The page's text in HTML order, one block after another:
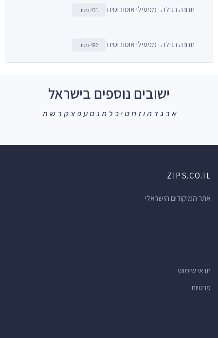
תחנה רגילה · מפעילי אוטובוסים 431 מטר
תחנה רגילה · מפעילי אוטובוסים 482 מטר
ישובים נוספים בישראל
א ב ג ד ה ו ז ח ט י כ ל מ נ ס ע פ צ ק ר ש ת
ZIPS.CO.IL
אתר המיקודים הישראלי
תנאי שימוש
פרטיות